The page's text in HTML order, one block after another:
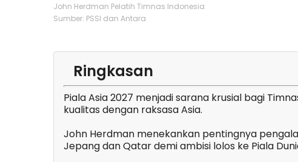
John Herdman Pelatih Timnas Indonesia
Sumber: PSSI dan Antara
Ringkasan
Piala Asia 2027 menjadi sarana krusial bagi
kualitas dengan raksasa Asia.
John Herdman menekankan pentingnya
Jepang dan Qatar demi ambisi lolos ke Piala